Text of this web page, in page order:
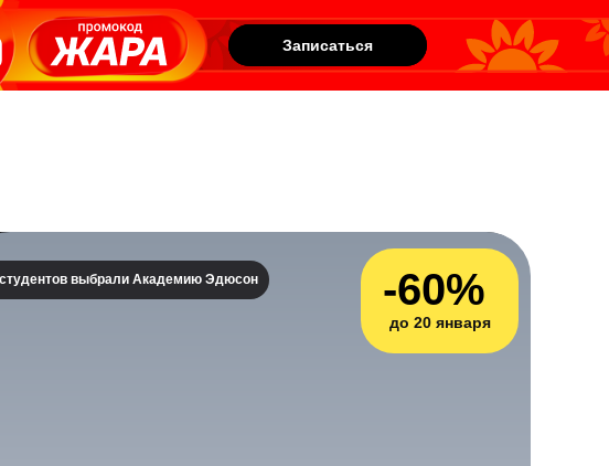
Записаться
Записаться
выбрали Академию Эдюсон -60%
до 20 января